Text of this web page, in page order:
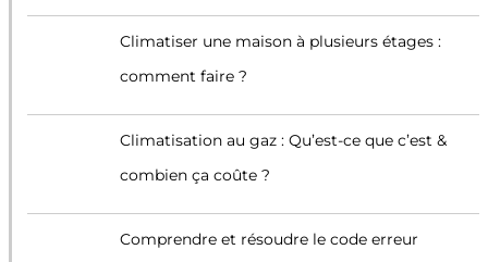
Climatiser une maison à plusieurs étages :
comment faire ?
Climatisation au gaz : Qu’est-ce que c’est &
combien ça coûte ?
Comprendre et résoudre le code erreur